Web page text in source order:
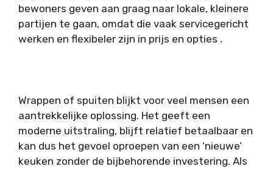
bewoners geven aan graag naar lokale, kleinere
partijen te gaan, omdat die vaak servicegericht
werken en flexibeler zijn in prijs en opties .
Wrappen of spuiten blijkt voor veel mensen een
aantrekkelijke oplossing. Het geeft een
moderne uitstraling, blijft relatief betaalbaar en
kan dus het gevoel oproepen van een ‘nieuwe’
keuken zonder de bijbehorende investering. Als